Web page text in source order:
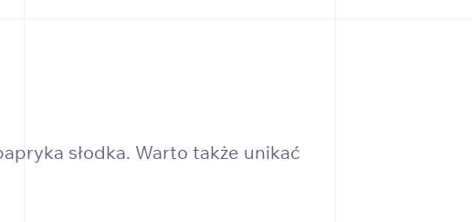
słodka. Warto także unikać